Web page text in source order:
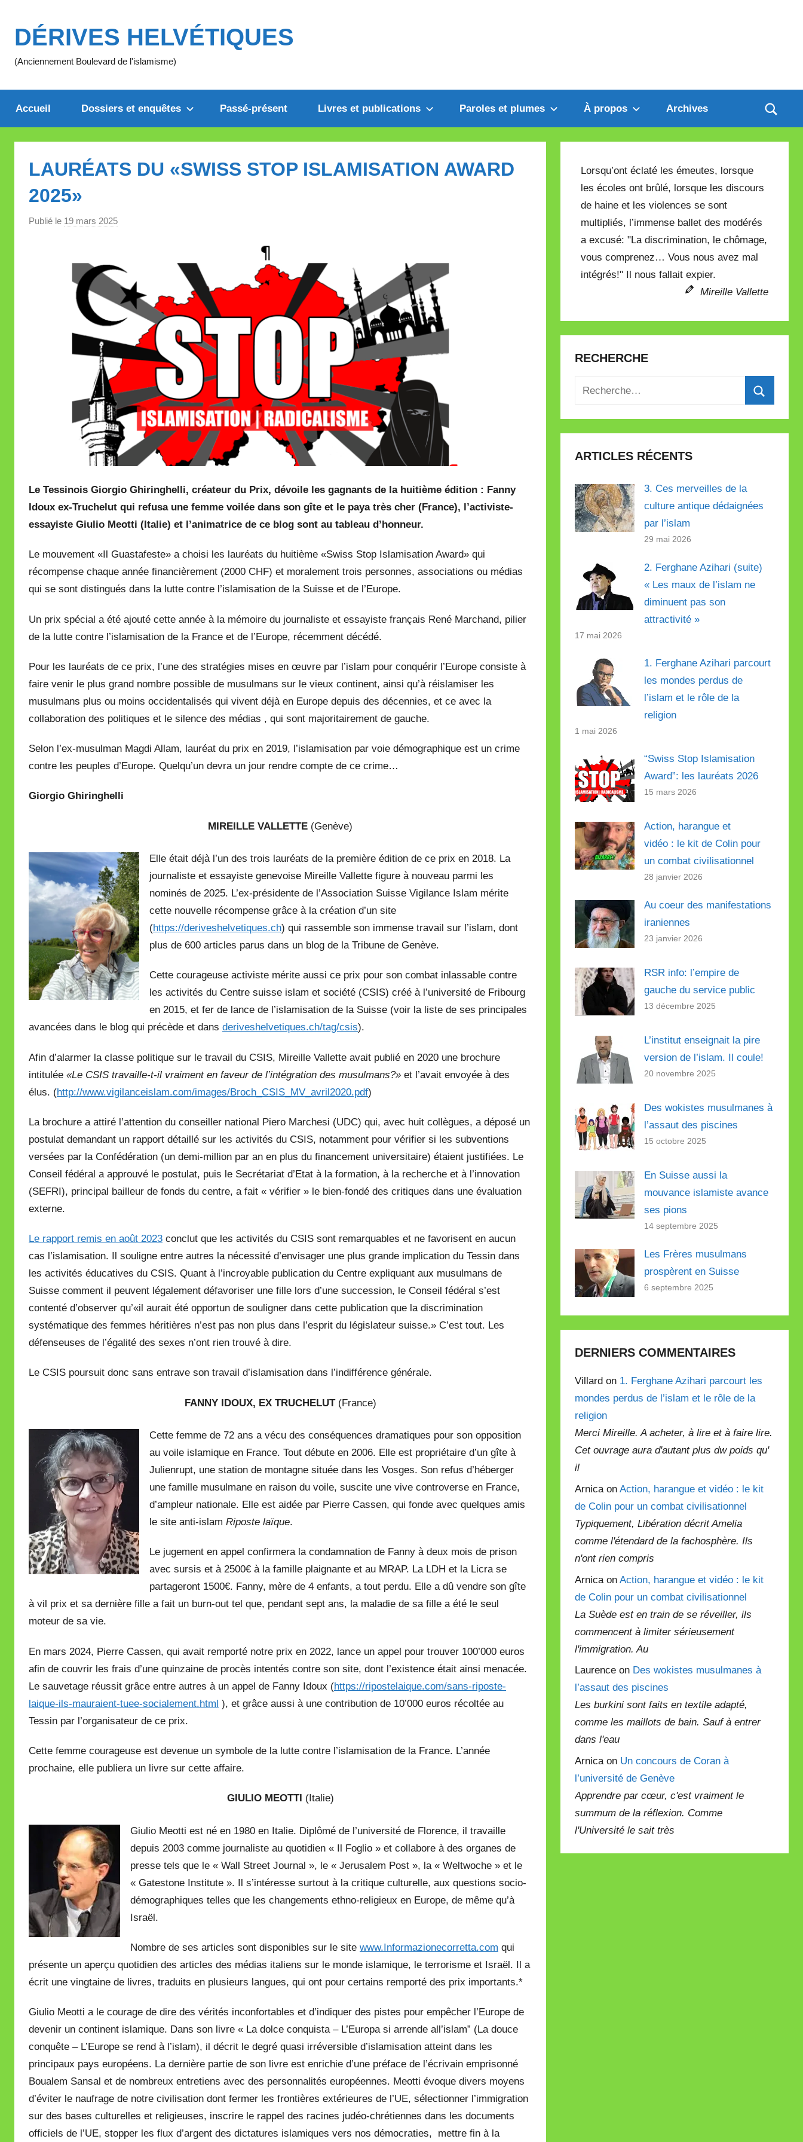
contenu
DÉRIVES HELVÉTIQUES
(Anciennement Boulevard de l'islamisme)
Accueil Dossiers et enquêtes Passé-présent Livres et publications Paroles et plumes À propos Archives
LAURÉATS DU «SWISS STOP ISLAMISATION AWARD
2025»
Publié le 19 mars 2025
M
i
l
l
e
V
a
l
l
e
t
t
Le Tessinois Giorgio Ghiringhelli, créateur du Prix, dévoile les gagnants de la huitième édition : Fanny
Idoux ex-Truchelut qui refusa une femme voilée dans son gîte et le paya très cher (France), l’activiste-
essayiste Giulio Meotti (Italie) et l’animatrice de ce blog sont au tableau d’honneur.
Le mouvement «Il Guastafeste» a choisi les lauréats du huitième «Swiss Stop Islamisation Award» qui
récompense chaque année financièrement (2000 CHF) et moralement trois personnes, associations ou médias
qui se sont distingués dans la lutte contre l’islamisation de la Suisse et de l’Europe.
Un prix spécial a été ajouté cette année à la mémoire du journaliste et essayiste français René Marchand, pilier
de la lutte contre l’islamisation de la France et de l’Europe, récemment décédé.
Pour les lauréats de ce prix, l’une des stratégies mises en œuvre par l’islam pour conquérir l’Europe consiste à
faire venir le plus grand nombre possible de musulmans sur le vieux continent, ainsi qu’à réislamiser les
musulmans plus ou moins occidentalisés qui vivent déjà en Europe depuis des décennies, et ce avec la
collaboration des politiques et le silence des médias , qui sont majoritairement de gauche.
Selon l’ex-musulman Magdi Allam, lauréat du prix en 2019, l’islamisation par voie démographique est un crime
contre les peuples d’Europe. Quelqu’un devra un jour rendre compte de ce crime…
Giorgio Ghiringhelli
MIREILLE VALLETTE (Genève)
Elle était déjà l’un des trois lauréats de la première édition de ce prix en 2018. La
journaliste et essayiste genevoise Mireille Vallette figure à nouveau parmi les
nominés de 2025. L’ex-présidente de l’Association Suisse Vigilance Islam mérite
cette nouvelle récompense grâce à la création d’un site
(https://deriveshelvetiques.ch) qui rassemble son immense travail sur l’islam, dont
plus de 600 articles parus dans un blog de la Tribune de Genève.
Cette courageuse activiste mérite aussi ce prix pour son combat inlassable contre
les activités du Centre suisse islam et société (CSIS) créé à l’université de Fribourg
en 2015, et fer de lance de l’islamisation de la Suisse (voir la liste de ses principales
avancées dans le blog qui précède et dans deriveshelvetiques.ch/tag/csis).
Afin d’alarmer la classe politique sur le travail du CSIS, Mireille Vallette avait publié en 2020 une brochure
intitulée «Le CSIS travaille-t-il vraiment en faveur de l’intégration des musulmans?» et l’avait envoyée à des
élus. (http://www.vigilanceislam.com/images/Broch_CSIS_MV_avril2020.pdf)
La brochure a attiré l’attention du conseiller national Piero Marchesi (UDC) qui, avec huit collègues, a déposé un
postulat demandant un rapport détaillé sur les activités du CSIS, notamment pour vérifier si les subventions
versées par la Confédération (un demi-million par an en plus du financement universitaire) étaient justifiées. Le
Conseil fédéral a approuvé le postulat, puis le Secrétariat d’Etat à la formation, à la recherche et à l’innovation
(SEFRI), principal bailleur de fonds du centre, a fait « vérifier » le bien-fondé des critiques dans une évaluation
externe.
Le rapport remis en août 2023 conclut que les activités du CSIS sont remarquables et ne favorisent en aucun
cas l’islamisation. Il souligne entre autres la nécessité d’envisager une plus grande implication du Tessin dans
les activités éducatives du CSIS. Quant à l’incroyable publication du Centre expliquant aux musulmans de
Suisse comment il peuvent légalement défavoriser une fille lors d’une succession, le Conseil fédéral s’est
contenté d’observer qu’«il aurait été opportun de souligner dans cette publication que la discrimination
systématique des femmes héritières n’est pas non plus dans l’esprit du législateur suisse.» C’est tout. Les
défenseuses de l’égalité des sexes n’ont rien trouvé à dire.
Le CSIS poursuit donc sans entrave son travail d’islamisation dans l’indifférence générale.
FANNY IDOUX, EX TRUCHELUT (France)
Cette femme de 72 ans a vécu des conséquences dramatiques pour son opposition
au voile islamique en France. Tout débute en 2006. Elle est propriétaire d’un gîte à
Julienrupt, une station de montagne située dans les Vosges. Son refus d’héberger
une famille musulmane en raison du voile, suscite une vive controverse en France,
d’ampleur nationale. Elle est aidée par Pierre Cassen, qui fonde avec quelques amis
le site anti-islam Riposte laïque.
Le jugement en appel confirmera la condamnation de Fanny à deux mois de prison
avec sursis et à 2500€ à la famille plaignante et au MRAP. La LDH et la Licra se
partageront 1500€. Fanny, mère de 4 enfants, a tout perdu. Elle a dû vendre son gîte
à vil prix et sa dernière fille a fait un burn-out tel que, pendant sept ans, la maladie de sa fille a été le seul
moteur de sa vie.
En mars 2024, Pierre Cassen, qui avait remporté notre prix en 2022, lance un appel pour trouver 100’000 euros
afin de couvrir les frais d’une quinzaine de procès intentés contre son site, dont l’existence était ainsi menacée.
Le sauvetage réussit grâce entre autres à un appel de Fanny Idoux (https://ripostelaique.com/sans-riposte-
laique-ils-mauraient-tuee-socialement.html ), et grâce aussi à une contribution de 10’000 euros récoltée au
Tessin par l’organisateur de ce prix.
Cette femme courageuse est devenue un symbole de la lutte contre l’islamisation de la France. L’année
prochaine, elle publiera un livre sur cette affaire.
GIULIO MEOTTI (Italie)
Giulio Meotti est né en 1980 en Italie. Diplômé de l’université de Florence, il travaille
depuis 2003 comme journaliste au quotidien « Il Foglio » et collabore à des organes de
presse tels que le « Wall Street Journal », le « Jerusalem Post », la « Weltwoche » et le
« Gatestone Institute ». Il s’intéresse surtout à la critique culturelle, aux questions socio-
démographiques telles que les changements ethno-religieux en Europe, de même qu’à
Israël.
Nombre de ses articles sont disponibles sur le site www.Informazionecorretta.com qui
présente un aperçu quotidien des articles des médias italiens sur le monde islamique, le terrorisme et Israël. Il a
écrit une vingtaine de livres, traduits en plusieurs langues, qui ont pour certains remporté des prix importants.*
Giulio Meotti a le courage de dire des vérités inconfortables et d’indiquer des pistes pour empêcher l’Europe de
devenir un continent islamique. Dans son livre « La dolce conquista – L’Europa si arrende all’islam” (La douce
conquête – L’Europe se rend à l’islam), il décrit le degré quasi irréversible d’islamisation atteint dans les
principaux pays européens. La dernière partie de son livre est enrichie d’une préface de l’écrivain emprisonné
Boualem Sansal et de nombreux entretiens avec des personnalités européennes. Meotti évoque divers moyens
d’éviter le naufrage de notre civilisation dont fermer les frontières extérieures de l’UE, sélectionner l’immigration
sur des bases culturelles et religieuses, inscrire le rappel des racines judéo-chrétiennes dans les documents
officiels de l’UE, stopper les flux d’argent des dictatures islamiques vers nos démocraties, mettre fin à la
Lorsqu’ont éclaté les émeutes, lorsque
les écoles ont brûlé, lorsque les discours
de haine et les violences se sont
multipliés, l’immense ballet des modérés
a excusé: "La discrimination, le chômage,
vous comprenez… Vous nous avez mal
intégrés!" Il nous fallait expier.
Mireille Vallette
RECHERCHE
Recherche
:
ARTICLES RÉCENTS
3. Ces merveilles de la
culture antique dédaignées
par l’islam
29 mai 2026
2. Ferghane Azihari (suite)
« Les maux de l’islam ne
diminuent pas son
attractivité »
17 mai 2026
1. Ferghane Azihari parcourt
les mondes perdus de
l’islam et le rôle de la
religion
1 mai 2026
“Swiss Stop Islamisation
Award”: les lauréats 2026
15 mars 2026
Action, harangue et
vidéo : le kit de Colin pour
un combat civilisationnel
28 janvier 2026
Au coeur des manifestations
iraniennes
23 janvier 2026
RSR info: l’empire de
gauche du service public
13 décembre 2025
L’institut enseignait la pire
version de l’islam. Il coule!
20 novembre 2025
Des wokistes musulmanes à
l’assaut des piscines
15 octobre 2025
En Suisse aussi la
mouvance islamiste avance
ses pions
14 septembre 2025
Les Frères musulmans
prospèrent en Suisse
6 septembre 2025
DERNIERS COMMENTAIRES
Villard on 1. Ferghane Azihari parcourt les
mondes perdus de l’islam et le rôle de la
religion
Merci Mireille. A acheter, à lire et à faire lire.
Cet ouvrage aura d'autant plus dw poids qu'
il
Arnica onAction, harangue et vidéo : le kit
de Colin pour un combat civilisationnel
Typiquement, Libération décrit Amelia
comme l'étendard de la fachosphère. Ils
n'ont rien compris
Arnica onAction, harangue et vidéo : le kit
de Colin pour un combat civilisationnel
La Suède est en train de se réveiller, ils
commencent à limiter sérieusement
l'immigration. Au
Laurence on Des wokistes musulmanes à
l’assaut des piscines
Les burkini sont faits en textile adapté,
comme les maillots de bain. Sauf à entrer
dans l'eau
Arnica on Un concours de Coran à
l’université de Genève
Apprendre par cœur, c'est vraiment le
summum de la réflexion. Comme
l'Université le sait très